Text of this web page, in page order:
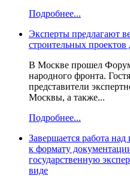
Подробнее...
Эксперты предлагают
строительных
В Москве прошел
народного фронта.
представители
Москвы, а также...
Подробнее...
Завершается работа
к формату
государственную
виде